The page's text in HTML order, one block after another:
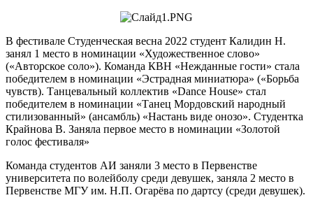
В фестивале Студенческая весна 2022 студент Калидин Н.
занял 1 место в номинации «Художественное слово»
(«Авторское соло»). Команда КВН «Нежданные гости» стала
победителем в номинации «Эстрадная миниатюра» («Борьба
чувств). Танцевальный коллектив «Dance House» стал
победителем в номинации «Танец Мордовский народный
стилизованный» (ансамбль) «Настань виде онозо». Студентка
Крайнова В. Заняла первое место в номинации «Золотой
голос фестиваля»
Команда студентов АИ заняли 3 место в Первенстве
университета по волейболу среди девушек, заняла 2 место в
Первенстве МГУ им. Н.П. Огарёва по дартсу (среди девушек).